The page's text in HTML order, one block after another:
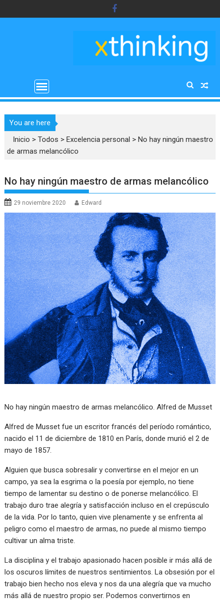
al
You are here
Inicio >Todos >Excelencia personal >No hay ningún maestro
de armas melancólico
No hay ningún maestro de armas melancólico
29 noviembre 2020 Edward
No hay ningún maestro de armas melancólico. Alfred de Musset
Alfred de Musset fue un escritor francés del período romántico,
nacido el 11 de diciembre de 1810 en París, donde murió el 2 de
mayo de 1857.
Alguien que busca sobresalir y convertirse en el mejor en un
campo, ya sea la esgrima o la poesía por ejemplo, no tiene
tiempo de lamentar su destino o de ponerse melancólico. El
trabajo duro trae alegría y satisfacción incluso en el crepúsculo
de la vida. Por lo tanto, quien vive plenamente y se enfrenta al
peligro como el maestro de armas, no puede al mismo tiempo
cultivar un alma triste.
La disciplina y el trabajo apasionado hacen posible ir más allá de
los oscuros límites de nuestros sentimientos. La obsesión por el
trabajo bien hecho nos eleva y nos da una alegría que va mucho
más allá de nuestro propio ser. Podemos convertirnos en